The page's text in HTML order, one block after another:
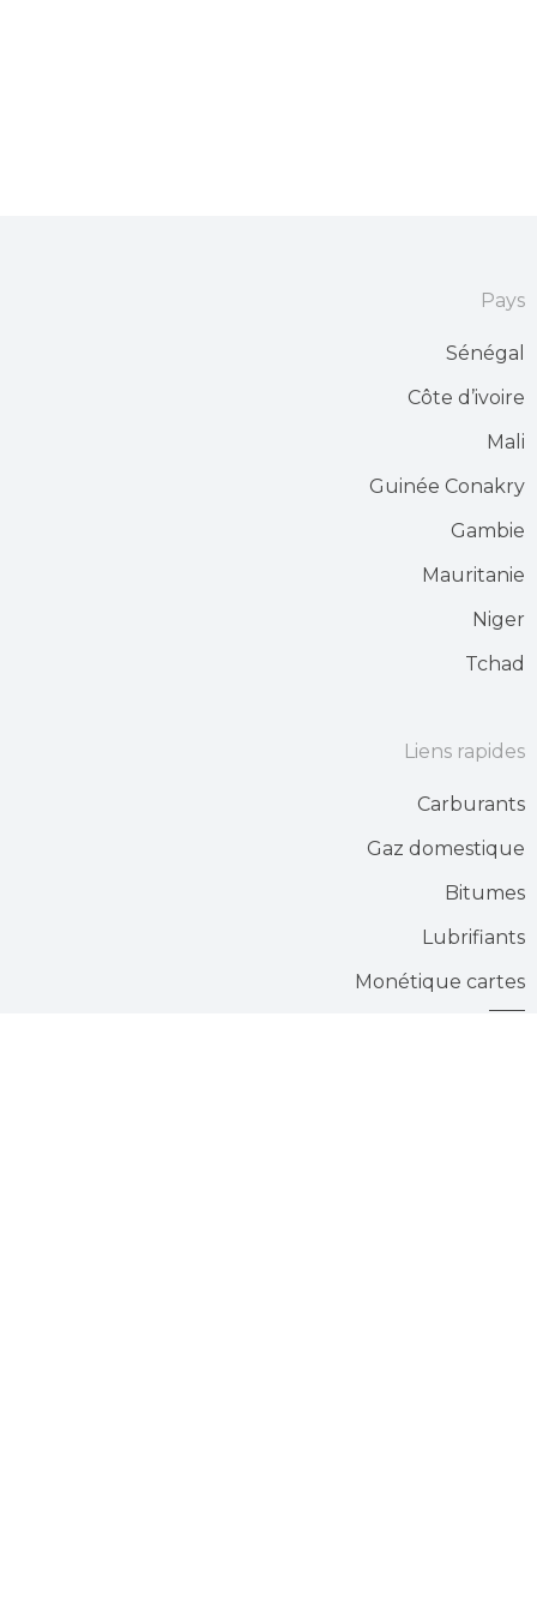
Pays
Sénégal
Côte d’ivoire
Mali
Guinée Conakry
Gambie
Mauritanie
Niger
Tchad
Liens rapides
Carburants
Gaz domestique
Bitumes
Lubrifiants
Monétique cartes